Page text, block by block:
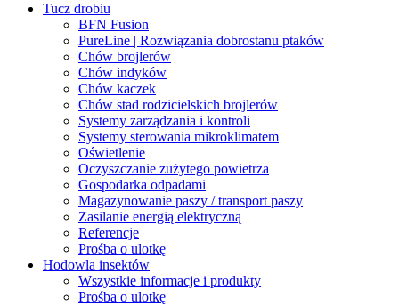
Tucz drobiu
BFN Fusion
PureLine | Rozwiązania dobrostanu ptaków
Chów brojlerów
Chów indyków
Chów kaczek
Chów stad rodzicielskich brojlerów
Systemy zarządzania i kontroli
Systemy sterowania mikroklimatem
Oświetlenie
Oczyszczanie zużytego powietrza
Gospodarka odpadami
Magazynowanie paszy / transport paszy
Zasilanie energią elektryczną
Referencje
Prośba o ulotkę
Hodowla insektów
Wszystkie informacje i produkty
Prośba o ulotkę